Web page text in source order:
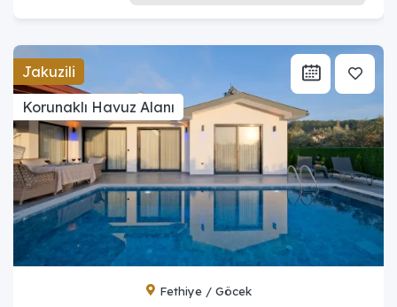
Jakuzili
Korunaklı Havuz Alanı
Fethiye / Göcek